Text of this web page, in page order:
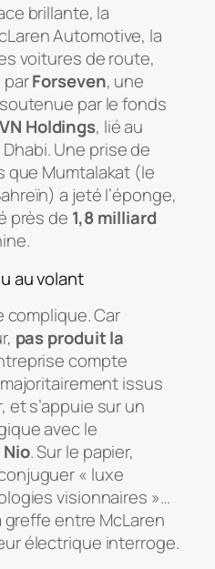
brillante, la
Automotive, la
voitures de route,
parForseven, une
par le fonds
Holdings, lié au
Une prise de
Mumtalakat (le
a jeté l’éponge,
près de 1,8 milliard
au volant
complique. Car
pas produit la
compte
issus
et s’appuie sur un
avec le
Nio. Sur le papier,
« luxe
visionnaires »…
greffe entre McLaren
électrique interroge.